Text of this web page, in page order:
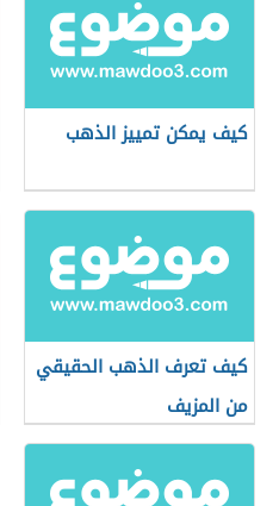
كيف يمكن تمييز الذهب
كيف تعرف الذهب الحقيقي
من المزيف